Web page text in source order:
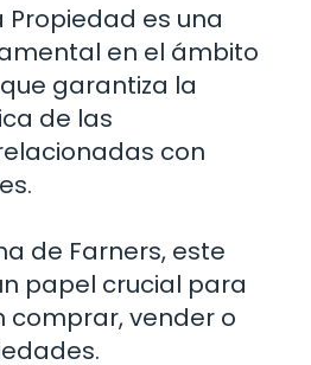
Propiedad es una
en el ámbito
garantiza la
de las
con
de Farners, este
papel crucial para
comprar, vender o